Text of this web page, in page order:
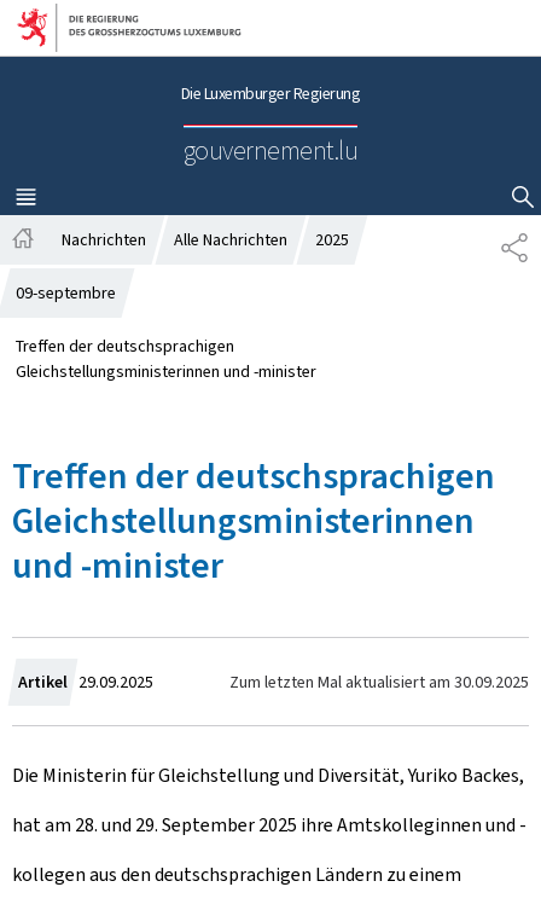
Zur Hauptnavigation
Zum Inhalt
Die Luxemburger Regierung
gouvernement.lu
MENÜ
HAUPT-
SUCHFLED ANZEIGEN / SCHLIESSEN
T
E
t
r
t
t
e
Nachrichten Alle Nachrichten 2025
09-septembre
Treffen der deutschsprachigen
Gleichstellungsministerinnen und -minister
Treffen der deutschsprachigen
Gleichstellungsministerinnen
und -minister
Artikel Z
u
m
29.09.2025 Zum letzten Mal aktualisiert am 30.09.2025
Die Ministerin für Gleichstellung und Diversität, Yuriko Backes,
hat am 28. und 29. September 2025 ihre Amtskolleginnen und -
kollegen aus den deutschsprachigen Ländern zu einem